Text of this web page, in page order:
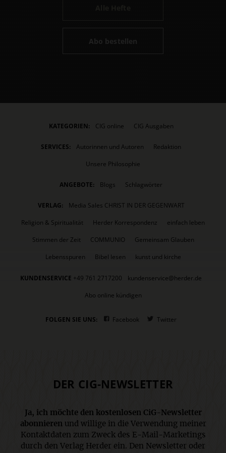
Abo bestellen
KATEGORIEN: CIG online CIG Ausgaben
SERVICES: Autorinnen und Autoren
Redaktion
Unsere Philosophie
ANGEBOTE: Blogs Schlagwörter
VERLAG:
Media Sales CHRIST IN DER GEGENWART
Religion & Spiritualität
Herder Korrespondenz
einfach leben
Stimmen der Zeit
COMMUNIO
Gemeinsam Glauben
Lebensspuren
Bibel lesen kunst und kirche
KUNDENSERVICE +49 761 2717200
kundenservice@herder.de
Abo online kündigen
FOLGEN SIE UNS: Facebook Twitter
DER CIG-NEWSLETTER
Ja, ich möchte den kostenlosen CiG-Newsletter
abonnierenund willige in die Verwendung meiner
Kontaktdaten zum Zweck des E-Mail-Marketings
durch den Verlag Herder ein. Den Newsletter oder